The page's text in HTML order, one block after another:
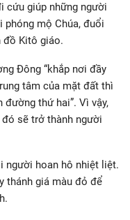
cứu giúp những người
mộ Chúa, đuổi
đồ Kitô giáo.
Đông “khắp nơi đầy
tâm của mặt đất thì
đường thứ hai”. Vì vậy,
sẽ trở thành người
người hoan hô nhiệt liệt.
thánh giá màu đỏ để